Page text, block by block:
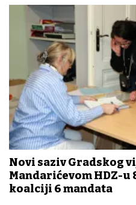
Novi saziv Gradskog
Mandarićevom HDZ-u
koalciji 6 mandata